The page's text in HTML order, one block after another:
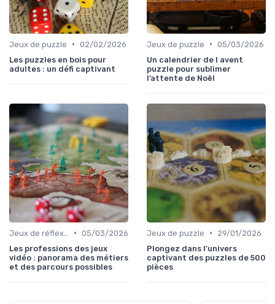
Jeux de puzzle • 02/02/2026
Les puzzles en bois pour
adultes : un défi captivant
Jeux de puzzle • 05/03/2026
Un calendrier de l avent
puzzle pour sublimer
l’attente de Noël
• 05/03/2026
Les professions des jeux
vidéo : panorama des métiers
et des parcours possibles
Jeux de puzzle •
29/01/2026
Plongez dans l'univers
captivant des puzzles de 500
pièces